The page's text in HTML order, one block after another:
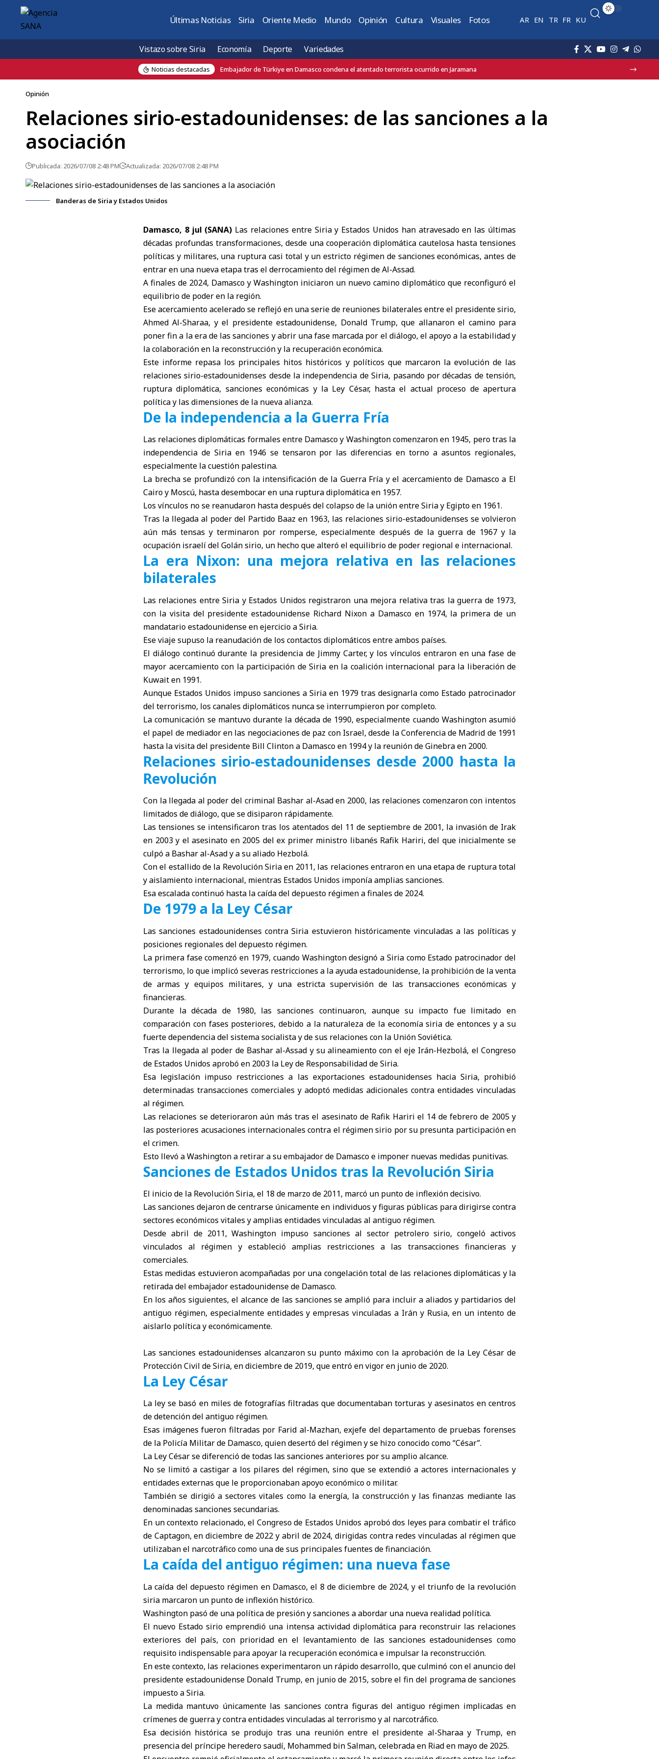
Últimas Noticias Siria Oriente Medio Mundo Opinión Cultura Visuales Fotos AR EN TR FR KU
Vistazo sobre Siria Economía Deporte Variedades
Noticias destacadas Jordania condena el atentado terrorista contra un autobús en Jaramana, cerca de Damasco
Opinión
Relaciones sirio-estadounidenses: de las sanciones a la
asociación
Publicada: 2026/07/08 2:48 PM Actualizada: 2026/07/08 2:48 PM
Banderas de Siria y Estados Unidos
Damasco, 8 jul (SANA) Las relaciones entre Siria y Estados Unidos han atravesado en las últimas
décadas profundas transformaciones, desde una cooperación diplomática cautelosa hasta tensiones
políticas y militares, una ruptura casi total y un estricto régimen de sanciones económicas, antes de
entrar en una nueva etapa tras el derrocamiento del régimen de Al-Assad.
A finales de 2024, Damasco y Washington iniciaron un nuevo camino diplomático que reconfiguró el
equilibrio de poder en la región.
Ese acercamiento acelerado se reflejó en una serie de reuniones bilaterales entre el presidente sirio,
Ahmed Al-Sharaa, y el presidente estadounidense, Donald Trump, que allanaron el camino para
poner fin a la era de las sanciones y abrir una fase marcada por el diálogo, el apoyo a la estabilidad y
la colaboración en la reconstrucción y la recuperación económica.
Este informe repasa los principales hitos históricos y políticos que marcaron la evolución de las
relaciones sirio-estadounidenses desde la independencia de Siria, pasando por décadas de tensión,
ruptura diplomática, sanciones económicas y la Ley César, hasta el actual proceso de apertura
política y las dimensiones de la nueva alianza.
De la independencia a la Guerra Fría
Las relaciones diplomáticas formales entre Damasco y Washington comenzaron en 1945, pero tras la
independencia de Siria en 1946 se tensaron por las diferencias en torno a asuntos regionales,
especialmente la cuestión palestina.
La brecha se profundizó con la intensificación de la Guerra Fría y el acercamiento de Damasco a El
Cairo y Moscú, hasta desembocar en una ruptura diplomática en 1957.
Los vínculos no se reanudaron hasta después del colapso de la unión entre Siria y Egipto en 1961.
Tras la llegada al poder del Partido Baaz en 1963, las relaciones sirio-estadounidenses se volvieron
aún más tensas y terminaron por romperse, especialmente después de la guerra de 1967 y la
ocupación israelí del Golán sirio, un hecho que alteró el equilibrio de poder regional e internacional.
La era Nixon: una mejora relativa en las relaciones
bilaterales
Las relaciones entre Siria y Estados Unidos registraron una mejora relativa tras la guerra de 1973,
con la visita del presidente estadounidense Richard Nixon a Damasco en 1974, la primera de un
mandatario estadounidense en ejercicio a Siria.
Ese viaje supuso la reanudación de los contactos diplomáticos entre ambos países.
El diálogo continuó durante la presidencia de Jimmy Carter, y los vínculos entraron en una fase de
mayor acercamiento con la participación de Siria en la coalición internacional para la liberación de
Kuwait en 1991.
Aunque Estados Unidos impuso sanciones a Siria en 1979 tras designarla como Estado patrocinador
del terrorismo, los canales diplomáticos nunca se interrumpieron por completo.
La comunicación se mantuvo durante la década de 1990, especialmente cuando Washington asumió
el papel de mediador en las negociaciones de paz con Israel, desde la Conferencia de Madrid de 1991
hasta la visita del presidente Bill Clinton a Damasco en 1994 y la reunión de Ginebra en 2000.
Relaciones sirio-estadounidenses desde 2000 hasta la
Revolución
Con la llegada al poder del criminal Bashar al-Asad en 2000, las relaciones comenzaron con intentos
limitados de diálogo, que se disiparon rápidamente.
Las tensiones se intensificaron tras los atentados del 11 de septiembre de 2001, la invasión de Irak
en 2003 y el asesinato en 2005 del ex primer ministro libanés Rafik Hariri, del que inicialmente se
culpó a Bashar al-Asad y a su aliado Hezbolá.
Con el estallido de la Revolución Siria en 2011, las relaciones entraron en una etapa de ruptura total
y aislamiento internacional, mientras Estados Unidos imponía amplias sanciones.
Esa escalada continuó hasta la caída del depuesto régimen a finales de 2024.
De 1979 a la Ley César
Las sanciones estadounidenses contra Siria estuvieron históricamente vinculadas a las políticas y
posiciones regionales del depuesto régimen.
La primera fase comenzó en 1979, cuando Washington designó a Siria como Estado patrocinador del
terrorismo, lo que implicó severas restricciones a la ayuda estadounidense, la prohibición de la venta
de armas y equipos militares, y una estricta supervisión de las transacciones económicas y
financieras.
Durante la década de 1980, las sanciones continuaron, aunque su impacto fue limitado en
comparación con fases posteriores, debido a la naturaleza de la economía siria de entonces y a su
fuerte dependencia del sistema socialista y de sus relaciones con la Unión Soviética.
Tras la llegada al poder de Bashar al-Assad y su alineamiento con el eje Irán-Hezbolá, el Congreso
de Estados Unidos aprobó en 2003 la Ley de Responsabilidad de Siria.
Esa legislación impuso restricciones a las exportaciones estadounidenses hacia Siria, prohibió
determinadas transacciones comerciales y adoptó medidas adicionales contra entidades vinculadas
al régimen.
Las relaciones se deterioraron aún más tras el asesinato de Rafik Hariri el 14 de febrero de 2005 y
las posteriores acusaciones internacionales contra el régimen sirio por su presunta participación en
el crimen.
Esto llevó a Washington a retirar a su embajador de Damasco e imponer nuevas medidas punitivas.
Sanciones de Estados Unidos tras la Revolución Siria
El inicio de la Revolución Siria, el 18 de marzo de 2011, marcó un punto de inflexión decisivo.
Las sanciones dejaron de centrarse únicamente en individuos y figuras públicas para dirigirse contra
sectores económicos vitales y amplias entidades vinculadas al antiguo régimen.
Desde abril de 2011, Washington impuso sanciones al sector petrolero sirio, congeló activos
vinculados al régimen y estableció amplias restricciones a las transacciones financieras y
comerciales.
Estas medidas estuvieron acompañadas por una congelación total de las relaciones diplomáticas y la
retirada del embajador estadounidense de Damasco.
En los años siguientes, el alcance de las sanciones se amplió para incluir a aliados y partidarios del
antiguo régimen, especialmente entidades y empresas vinculadas a Irán y Rusia, en un intento de
aislarlo política y económicamente.
Las sanciones estadounidenses alcanzaron su punto máximo con la aprobación de la Ley César de
Protección Civil de Siria, en diciembre de 2019, que entró en vigor en junio de 2020.
La Ley César
La ley se basó en miles de fotografías filtradas que documentaban torturas y asesinatos en centros
de detención del antiguo régimen.
Esas imágenes fueron filtradas por Farid al-Mazhan, exjefe del departamento de pruebas forenses
de la Policía Militar de Damasco, quien desertó del régimen y se hizo conocido como “César”.
La Ley César se diferenció de todas las sanciones anteriores por su amplio alcance.
No se limitó a castigar a los pilares del régimen, sino que se extendió a actores internacionales y
entidades externas que le proporcionaban apoyo económico o militar.
También se dirigió a sectores vitales como la energía, la construcción y las finanzas mediante las
denominadas sanciones secundarias.
En un contexto relacionado, el Congreso de Estados Unidos aprobó dos leyes para combatir el tráfico
de Captagon, en diciembre de 2022 y abril de 2024, dirigidas contra redes vinculadas al régimen que
utilizaban el narcotráfico como una de sus principales fuentes de financiación.
La caída del antiguo régimen: una nueva fase
La caída del depuesto régimen en Damasco, el 8 de diciembre de 2024, y el triunfo de la revolución
siria marcaron un punto de inflexión histórico.
Washington pasó de una política de presión y sanciones a abordar una nueva realidad política.
El nuevo Estado sirio emprendió una intensa actividad diplomática para reconstruir las relaciones
exteriores del país, con prioridad en el levantamiento de las sanciones estadounidenses como
requisito indispensable para apoyar la recuperación económica e impulsar la reconstrucción.
En este contexto, las relaciones experimentaron un rápido desarrollo, que culminó con el anuncio del
presidente estadounidense Donald Trump, en junio de 2015, sobre el fin del programa de sanciones
impuesto a Siria.
La medida mantuvo únicamente las sanciones contra figuras del antiguo régimen implicadas en
crímenes de guerra y contra entidades vinculadas al terrorismo y al narcotráfico.
Esa decisión histórica se produjo tras una reunión entre el presidente al-Sharaa y Trump, en
presencia del príncipe heredero saudí, Mohammed bin Salman, celebrada en Riad en mayo de 2025.